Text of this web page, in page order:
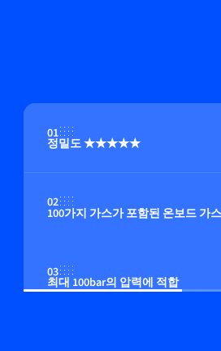
01
정밀도 ★★★★★
02
100가지 가스가 포함된 온보드 가
03
최대 100bar의 압력에 적합